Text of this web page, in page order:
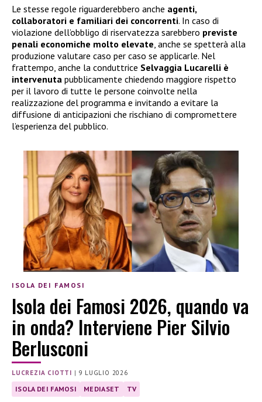
Le stesse regole riguarderebbero anche agenti,
collaboratori e familiari dei concorrenti. In caso di
violazione dell’obbligo di riservatezza sarebbero previste
penali economiche molto elevate , anche se spetterà alla
produzione valutare caso per caso se applicarle. Nel
frattempo, anche la conduttrice Selvaggia Lucarelli è
intervenuta pubblicamente chiedendo maggiore rispetto
per il lavoro di tutte le persone coinvolte nella
realizzazione del programma e invitando a evitare la
diffusione di anticipazioni che rischiano di compromettere
l’esperienza del pubblico.
ISOLA DEI FAMOSI
Isola dei Famosi 2026, quando va
in onda? Interviene Pier Silvio
Berlusconi
LUCREZIA CIOTTI | 9 LUGLIO 2026
ISOLA DEI FAMOSI MEDIASET TV